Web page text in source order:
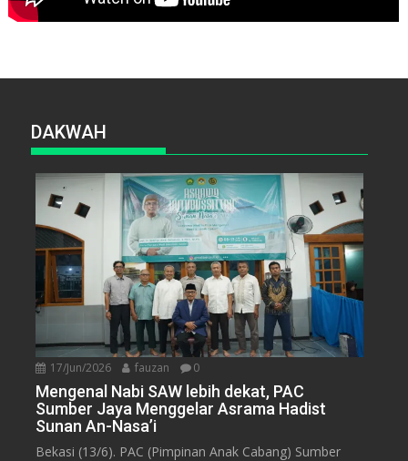
DAKWAH
17/Jun/2026 fauzan 0
Mengenal Nabi SAW lebih dekat, PAC
Sumber Jaya Menggelar Asrama Hadist
Sunan An-Nasa’i
Bekasi (13/6). PAC (Pimpinan Anak Cabang) Sumber